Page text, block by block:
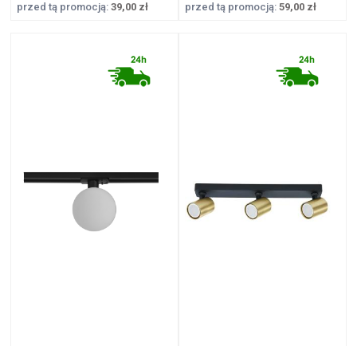
przed tą promocją: 39,00 zł
przed tą promocją: 59,00 zł